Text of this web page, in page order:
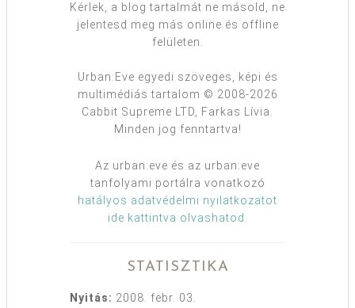
Kérlek, a blog tartalmát ne másold, ne
jelentesd meg más online és offline
felületen.
Urban:Eve egyedi szöveges, képi és
multimédiás tartalom © 2008-2026
Cabbit Supreme LTD, Farkas Lívia.
Minden jog fenntartva!
Az urban:eve és az urban:eve
tanfolyami portálra vonatkozó
hatályos adatvédelmi nyilatkozatot
ide kattintva olvashatod .
STATISZTIKA
Nyitás: 2008. febr. 03.